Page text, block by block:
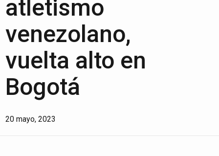
atletismo
venezolano,
vuelta alto en
Bogotá
20 mayo, 2023